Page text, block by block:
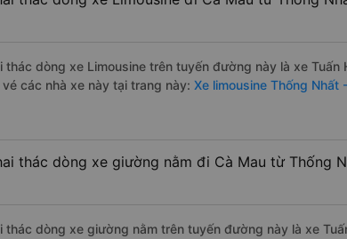
thác dòng xe Limousine trên tuyến đường này là xe Tuấn
các nhà xe này tại trang này: Xe limousine Thống Nhất
thác dòng xe giường nằm đi Cà Mau từ Thống
thác dòng xe giường nằm trên tuyến đường này là xe